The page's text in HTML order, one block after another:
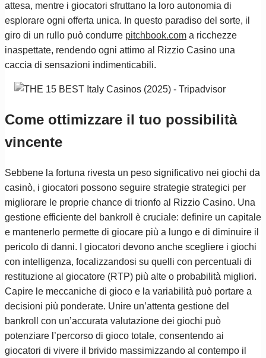
attesa, mentre i giocatori sfruttano la loro autonomia di
esplorare ogni offerta unica. In questo paradiso del sorte, il
giro di un rullo può condurre pitchbook.com a ricchezze
inaspettate, rendendo ogni attimo al Rizzio Casino una
caccia di sensazioni indimenticabili.
Come ottimizzare il tuo possibilità
vincente
Sebbene la fortuna rivesta un peso significativo nei giochi da
casinò, i giocatori possono seguire strategie strategici per
migliorare le proprie chance di trionfo al Rizzio Casino. Una
gestione efficiente del bankroll è cruciale: definire un capitale
e mantenerlo permette di giocare più a lungo e di diminuire il
pericolo di danni. I giocatori devono anche scegliere i giochi
con intelligenza, focalizzandosi su quelli con percentuali di
restituzione al giocatore (RTP) più alte o probabilità migliori.
Capire le meccaniche di gioco e la variabilità può portare a
decisioni più ponderate. Unire un’attenta gestione del
bankroll con un’accurata valutazione dei giochi può
potenziare l’percorso di gioco totale, consentendo ai
giocatori di vivere il brivido massimizzando al contempo il